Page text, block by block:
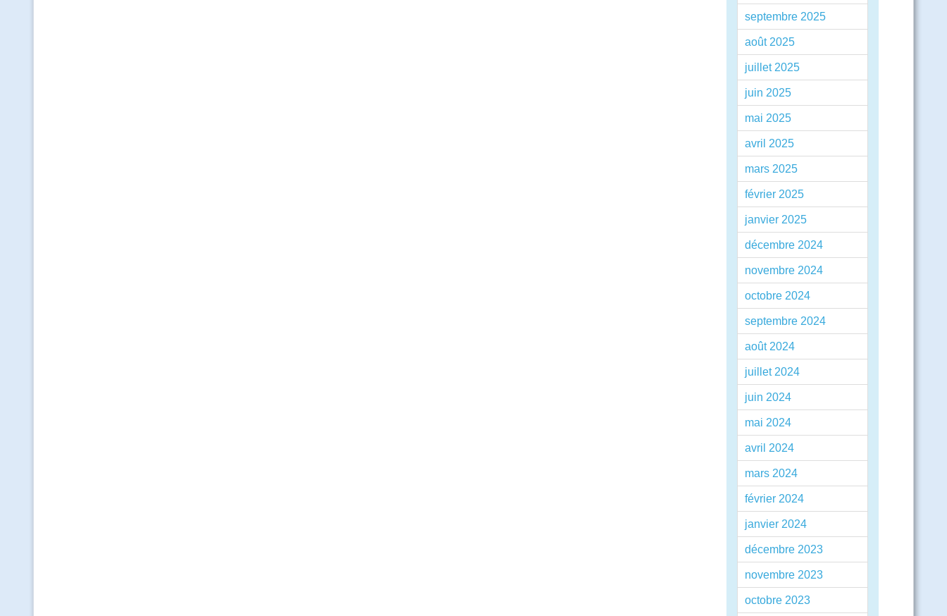
septembre 2025
août 2025
juillet 2025
juin 2025
mai 2025
avril 2025
mars 2025
février 2025
janvier 2025
décembre 2024
novembre 2024
octobre 2024
septembre 2024
août 2024
juillet 2024
juin 2024
mai 2024
avril 2024
mars 2024
février 2024
janvier 2024
décembre 2023
novembre 2023
octobre 2023